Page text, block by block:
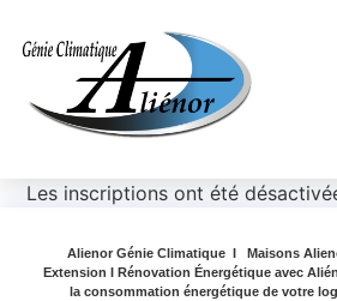
Les inscriptions ont été
Alienor Génie ClimatiqueI Maisons
Extension I Rénovation Énergétique avec
la consommation énergétique de votre